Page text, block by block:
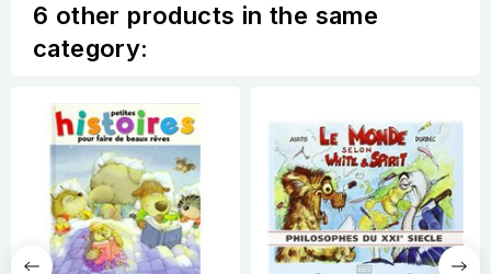
6 other products in the same
category: